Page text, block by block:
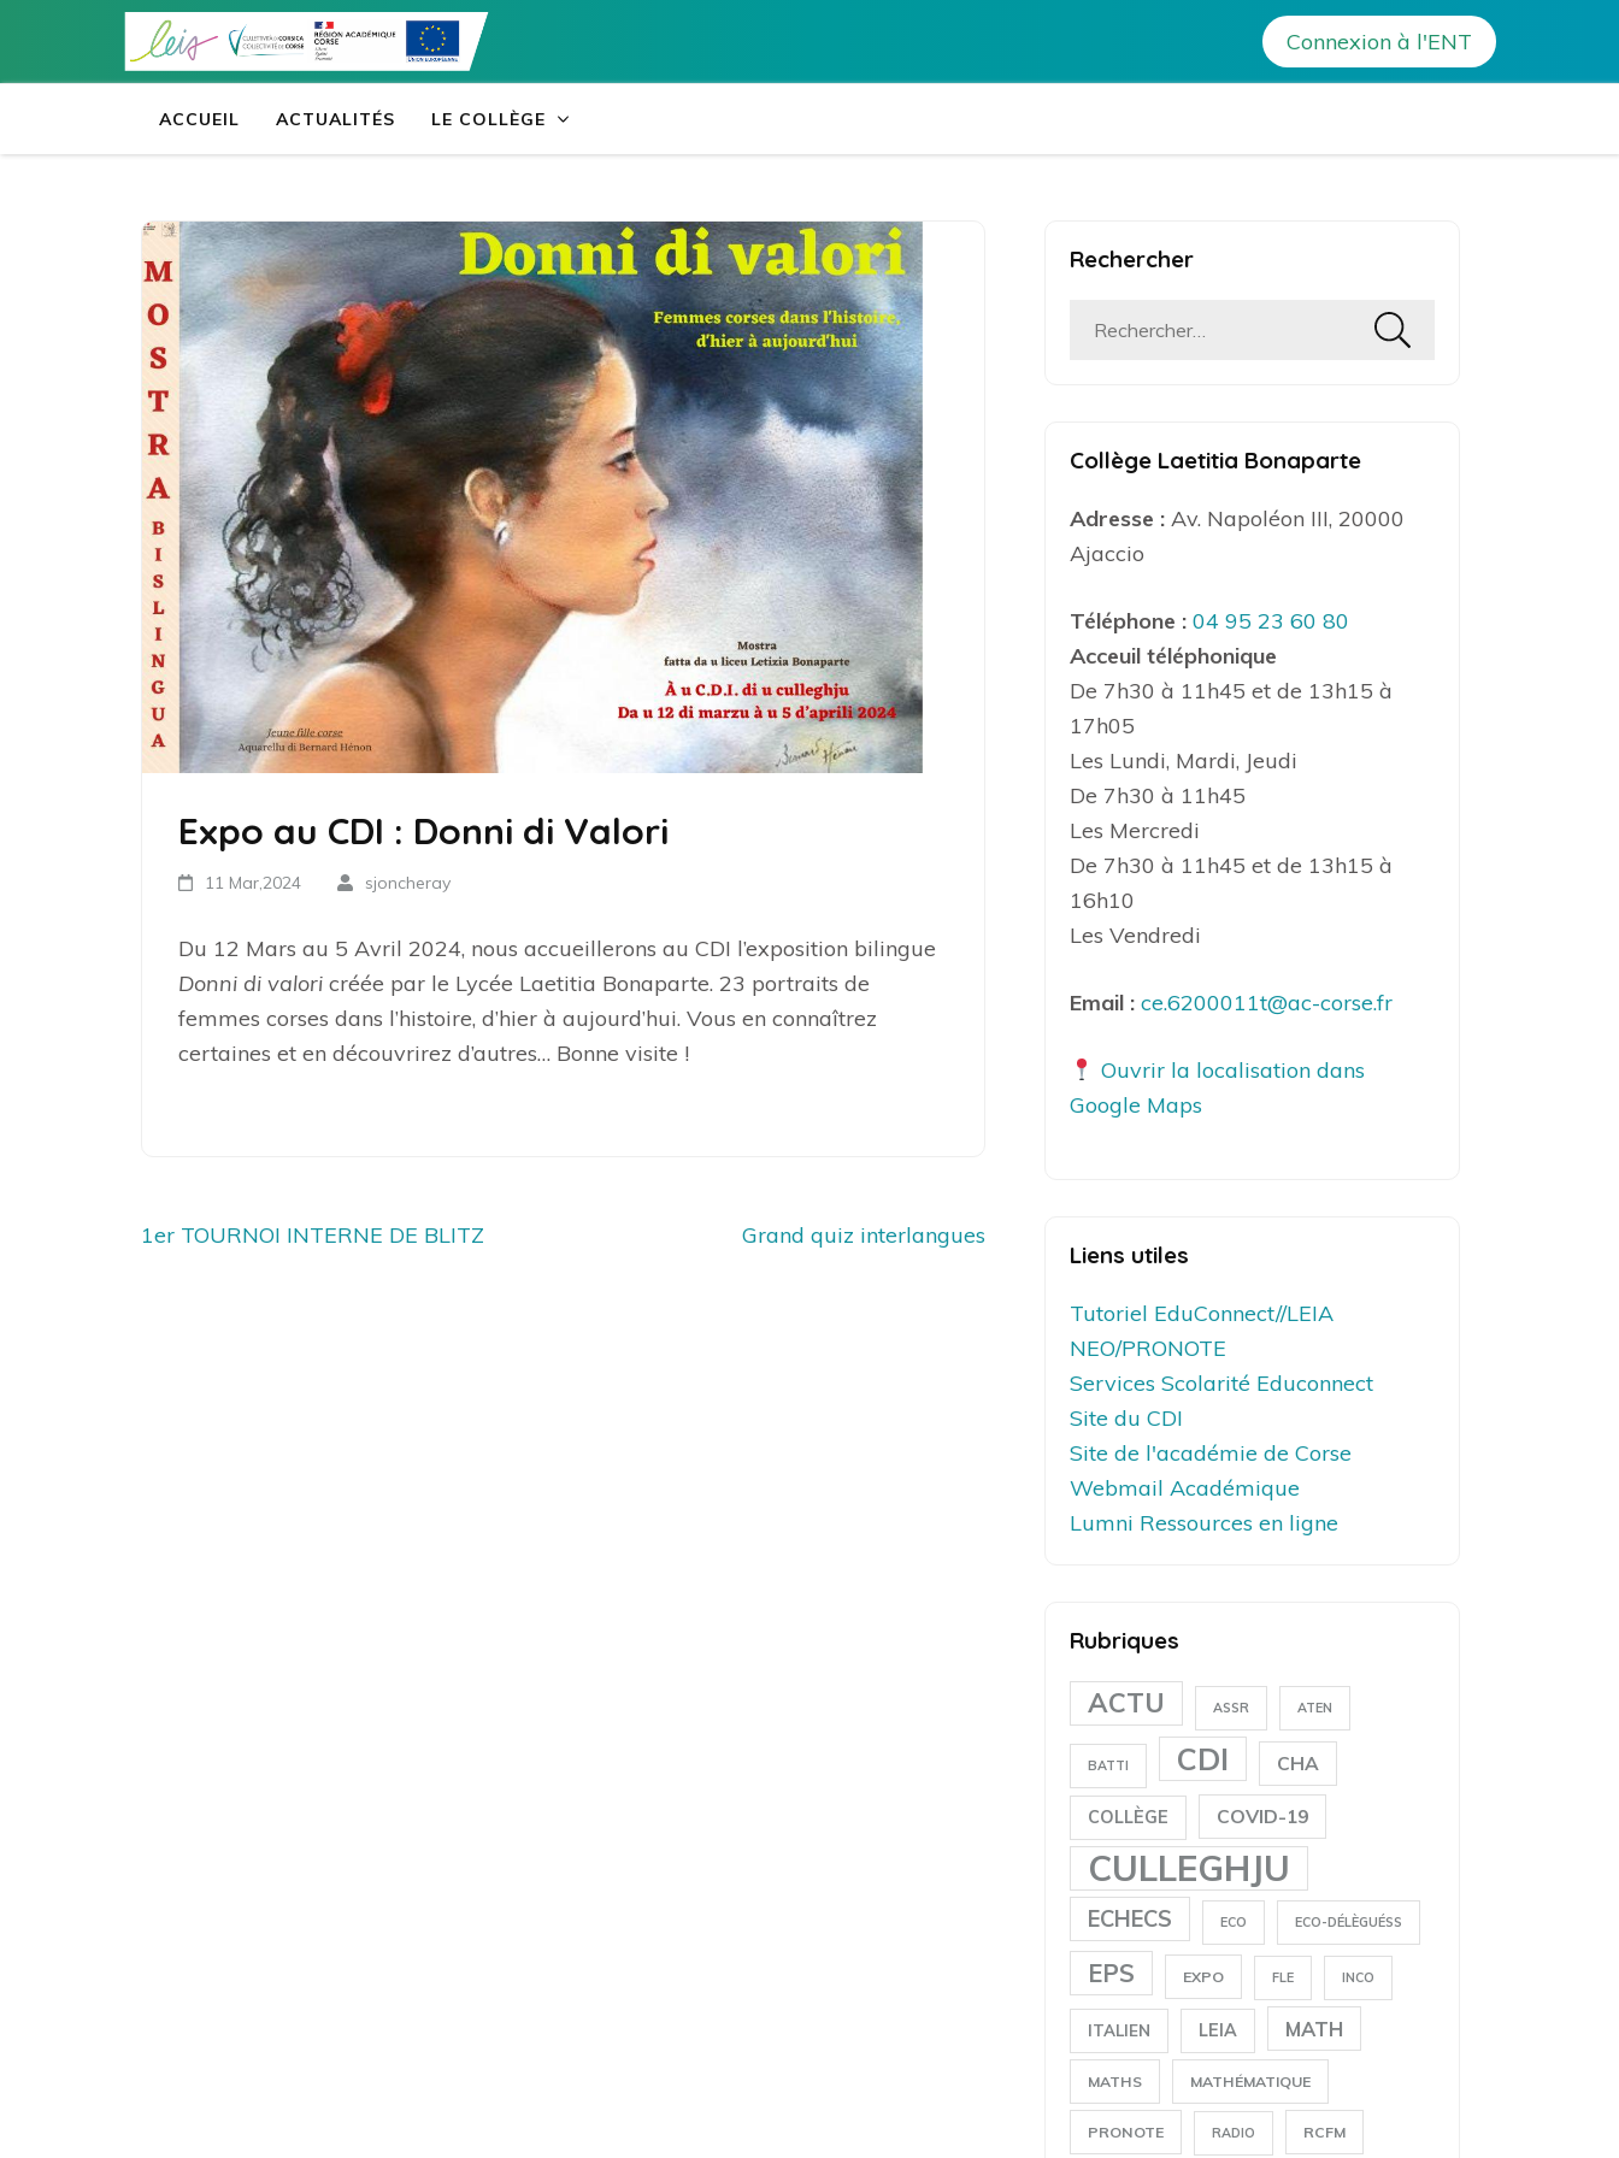
contenu
Entrée)
Collège Laetitia Bonaparte – AjaccioConnexion à l'ENT
ACCUEIL ACTUALITÉS LE COLLÈGE
Expo au CDI : Donni di Valori
11 Mar,2024 sjoncheray
Du 12 Mars au 5 Avril 2024, nous accueillerons au CDI l’exposition bilingue
Donni di valori créée par le Lycée Laetitia Bonaparte. 23 portraits de
femmes corses dans l’histoire, d’hier à aujourd’hui. Vous en connaîtrez
certaines et en découvrirez d’autres… Bonne visite !
Navigation
1er TOURNOI INTERNE DE BLITZ Grand quiz interlangues
Rechercher
Rechercher :
Collège Laetitia Bonaparte
Adresse : Av. Napoléon III, 20000
Ajaccio
Téléphone : 04 95 23 60 80
Acceuil téléphonique
De 7h30 à 11h45 et de 13h15 à
17h05
Les Lundi, Mardi, Jeudi
De 7h30 à 11h45
Les Mercredi
De 7h30 à 11h45 et de 13h15 à
16h10
Les Vendredi
Email : ce.6200011t@ac-corse.fr
Ouvrir la localisation dans
Google Maps
Liens utiles
Tutoriel EduConnect//LEIA
NEO/PRONOTE
Services Scolarité Educonnect
Site du CDI
Site de l'académie de Corse
Webmail Académique
Lumni Ressources en ligne
Rubriques
ACTU ASSR ATEN
BATTI CDI CHA
COLLÈGE COVID-19
CULLEGHJU
ECHECS ECO ECO-DÉLÈGUÉSS
EPS EXPO FLE INCO
ITALIEN LEIA MATH
MATHS MATHÉMATIQUE
PRONOTE RADIO RCFM